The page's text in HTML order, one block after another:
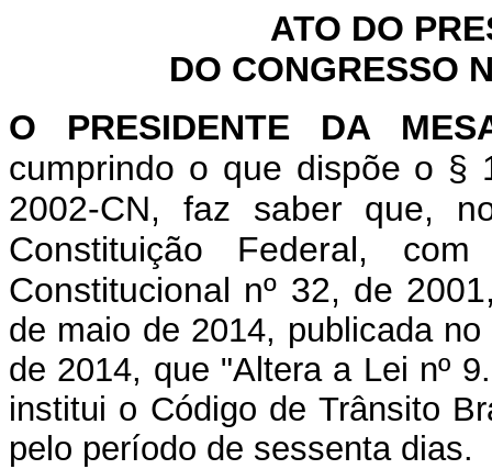
ATO DO
DO CONGRESSO
O PRESIDENTE DA
cumprindo o que dispõe o §
2002-CN, faz saber que,
Constituição Federal,
Constitucional nº 32, de
de maio de 2014, publicada
de 2014, que "Altera a Lei nº
institui o Código de Trânsito
pelo período de sessenta dias.